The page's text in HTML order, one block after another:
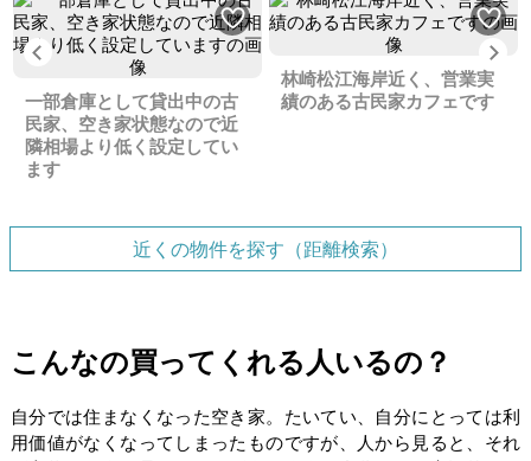
Previous
一部倉庫として貸出中の古
民家、空き家状態なので近
隣相場より低く設定してい
ます
林崎松江海岸近く、営業実
績のある古民家カフェです
近くの物件を探す（距離検索）
こんなの買ってくれる人いるの？
自分では住まなくなった空き家。たいてい、自分にとっては利
用価値がなくなってしまったものですが、人から見ると、それ